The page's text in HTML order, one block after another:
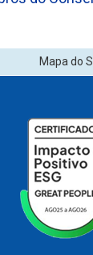
Mapa do